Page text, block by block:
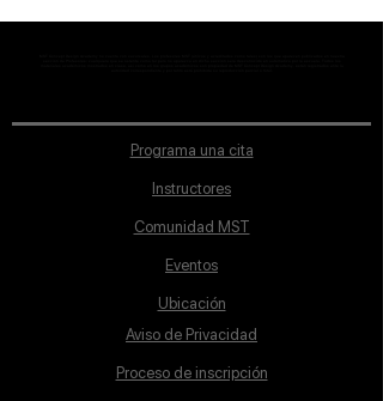
Programa una cita
Instructores
Comunidad MST
Eventos
Ubicación
Aviso de Privacidad
Proceso de inscripción